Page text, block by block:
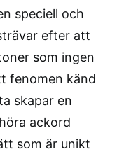
speciell och
efter att
som ingen
fenomen känd
skapar en
ackord
som är unikt